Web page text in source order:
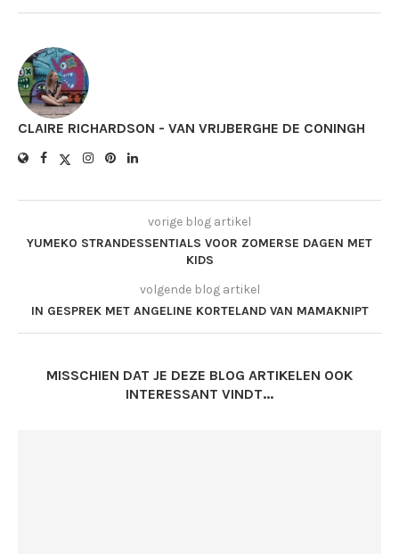
CLAIRE RICHARDSON - VAN VRIJBERGHE DE CONINGH
vorige blog artikel
YUMEKO STRANDESSENTIALS VOOR ZOMERSE DAGEN MET
KIDS
volgende blog artikel
IN GESPREK MET ANGELINE KORTELAND VAN MAMAKNIPT
MISSCHIEN DAT JE DEZE BLOG ARTIKELEN OOK
INTERESSANT VINDT...